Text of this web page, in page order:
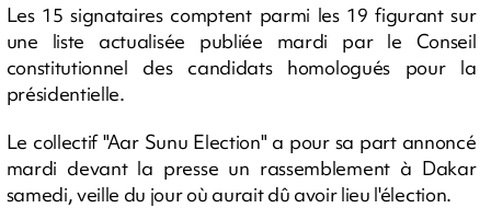
Les 15 signataires comptent parmi les 19 figurant sur
une liste actualisée publiée mardi par le Conseil
constitutionnel des candidats homologués pour la
présidentielle.
Le collectif "Aar Sunu Election" a pour sa part annoncé
mardi devant la presse un rassemblement à Dakar
samedi, veille du jour où aurait dû avoir lieu l'élection.